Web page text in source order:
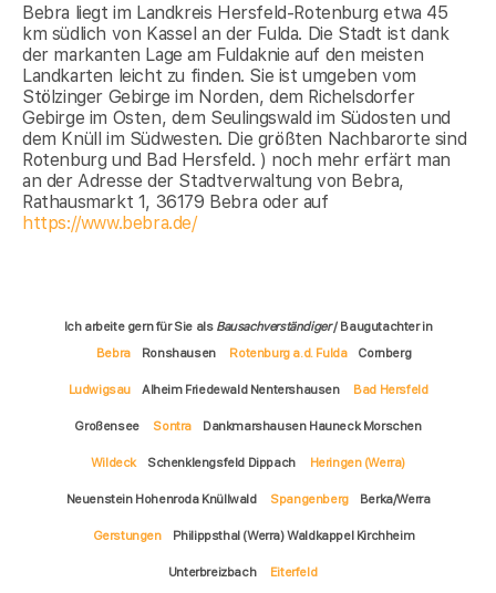
Bebra liegt im Landkreis Hersfeld-Rotenburg etwa 45
km südlich von Kassel an der Fulda. Die Stadt ist dank
der markanten Lage am Fuldaknie auf den meisten
Landkarten leicht zu finden. Sie ist umgeben vom
Stölzinger Gebirge im Norden, dem Richelsdorfer
Gebirge im Osten, dem Seulingswald im Südosten und
dem Knüll im Südwesten. Die größten Nachbarorte sind
Rotenburg und Bad Hersfeld. ) noch mehr erfärt man
an der Adresse der Stadtverwaltung von Bebra,
Rathausmarkt 1, 36179 Bebra oder auf
https://www.bebra.de/
Ich arbeite gern für Sie als Bausachverständiger/ Baugutachter in
Bebra
Ronshausen Rotenburg a.d. Fulda Cornberg
Ludwigsau Alheim Friedewald Nentershausen Bad Hersfeld
Großensee Sontra Dankmarshausen Hauneck Morschen
Wildeck Schenklengsfeld Dippach Heringen (Werra)
Neuenstein Hohenroda Knüllwald Spangenberg Berka/Werra
Gerstungen Philippsthal (Werra) Waldkappel Kirchheim
Unterbreizbach Eiterfeld